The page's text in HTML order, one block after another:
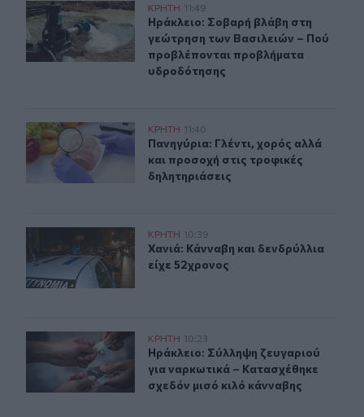
Ηράκλειο: Σοβαρή βλάβη στη γεώτρηση των
ΚΡΗΤΗ 11:49
Ηράκλειο: Σοβαρή βλάβη στη
Ηράκλειο: Σοβαρή βλάβη στη
γεώτρηση των Βασιλειών – Πού
προβλέπονται προβλήματα
υδροδότησης
Πανηγύρια: Γλέντι, χορός αλλά και προσοχή στις
ΚΡΗΤΗ 11:40
Πανηγύρια: Γλέντι, χορός αλλά
Πανηγύρια: Γλέντι, χορός αλλά
και προσοχή στις τροφικές
δηλητηριάσεις
Χανιά: Κάνναβη και δενδρύλλια είχε 52χρονος
ΚΡΗΤΗ 10:39
Χανιά: Κάνναβη και δενδρύλλια
Χανιά: Κάνναβη και δενδρύλλια
είχε 52χρονος
Ηράκλειο: Σύλληψη ζευγαριού για ναρκωτικά –
ΚΡΗΤΗ 10:23
Ηράκλειο: Σύλληψη ζευγαριού για
Ηράκλειο: Σύλληψη ζευγαριού
για ναρκωτικά – Κατασχέθηκε
σχεδόν μισό κιλό κάνναβης